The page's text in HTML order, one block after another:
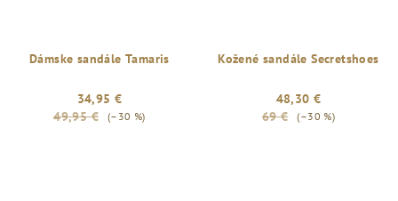
Dámske sandále Tamaris
34,95 €
49,95 €
(–30 %)
Kožené sandále Secretshoes
48,30 €
69 €
(–30 %)